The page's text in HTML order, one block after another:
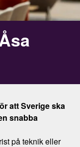
att Sverige ska
snabba
på teknik eller